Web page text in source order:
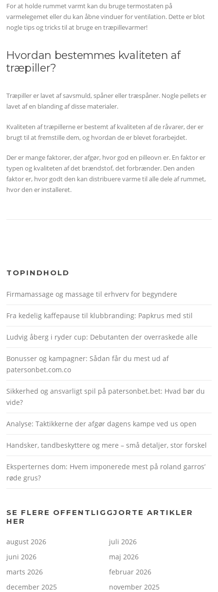
For at holde rummet varmt kan du bruge termostaten på
varmelegemet eller du kan åbne vinduer for ventilation. Dette er blot
nogle tips og tricks til at bruge en træpillevarmer!
Hvordan bestemmes kvaliteten af
træpiller?
Træpiller er lavet af savsmuld, spåner eller træspåner. Nogle pellets er
lavet af en blanding af disse materialer.
Kvaliteten af træpillerne er bestemt af kvaliteten af de råvarer, der er
brugt til at fremstille dem, og hvordan de er blevet forarbejdet.
Der er mange faktorer, der afgør, hvor god en pilleovn er. En faktor er
typen og kvaliteten af det brændstof, det forbrænder. Den anden
faktor er, hvor godt den kan distribuere varme til alle dele af rummet,
hvor den er installeret.
TOPINDHOLD
Firmamassage og massage til erhverv for begyndere
Fra kedelig kaffepause til klubbranding: Papkrus med stil
Ludvig åberg i ryder cup: Debutanten der overraskede alle
Bonusser og kampagner: Sådan får du mest ud af
patersonbet.com.co
Sikkerhed og ansvarligt spil på patersonbet.bet: Hvad bør du
vide?
Analyse: Taktikkerne der afgør dagens kampe ved us open
Handsker, tandbeskyttere og mere – små detaljer, stor forskel
Eksperternes dom: Hvem imponerede mest på roland garros’
røde grus?
SE FLERE OFFENTLIGGJORTE ARTIKLER
HER
august 2026
juli 2026
juni 2026
maj 2026
marts 2026
februar 2026
december 2025
november 2025